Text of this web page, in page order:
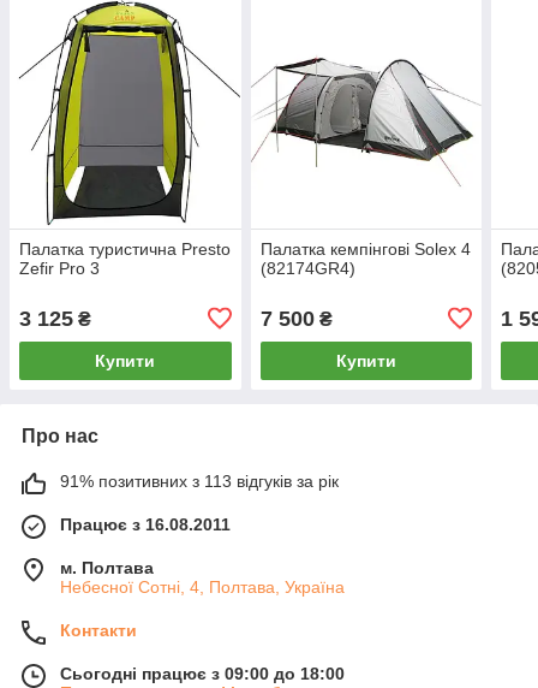
Палатка туристична Presto
Zefir Pro 3
3 125 ₴
Купити
Палатка кемпінгові Solex 4
(82174GR4)
7 500₴
Купити
1
Про нас
91% позитивних з 113 відгуків за рік
Працює з 16.08.2011
м. Полтава
Небесної Сотні, 4, Полтава, Україна
Контакти
Сьогодні працює з 09:00 до 18:00